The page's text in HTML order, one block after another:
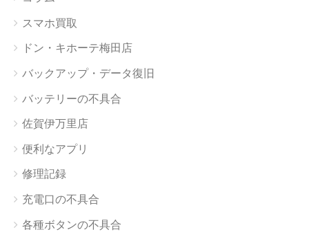
スマホ買取
ドン・キホーテ梅田店
バックアップ・データ復旧
バッテリーの不具合
佐賀伊万里店
便利なアプリ
修理記録
充電口の不具合
各種ボタンの不具合